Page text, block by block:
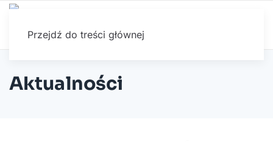
Przejdź do treści głównej
Aktualności